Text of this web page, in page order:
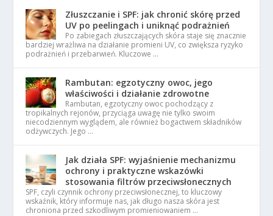
Złuszczanie i SPF: jak chronić skórę przed
UV po peelingach i uniknąć podrażnień
Po zabiegach złuszczających skóra staje się znacznie
bardziej wrażliwa na działanie promieni UV, co zwiększa ryzyko
podrażnień i przebarwień. Kluczowe …
Rambutan: egzotyczny owoc, jego
właściwości i działanie zdrowotne
Rambutan, egzotyczny owoc pochodzący z
tropikalnych rejonów, przyciąga uwagę nie tylko swoim
niecodziennym wyglądem, ale również bogactwem składników
odżywczych. Jego …
Jak działa SPF: wyjaśnienie mechanizmu
ochrony i praktyczne wskazówki
stosowania filtrów przeciwsłonecznych
SPF, czyli czynnik ochrony przeciwsłonecznej, to kluczowy
wskaźnik, który informuje nas, jak długo nasza skóra jest
chroniona przed szkodliwym promieniowaniem …